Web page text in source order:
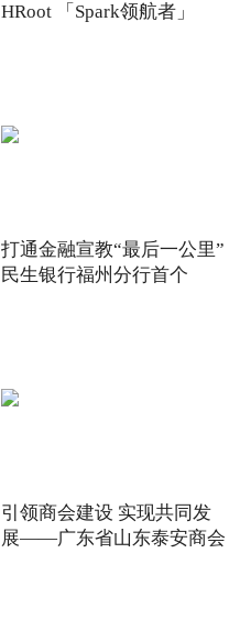
HRoot 「Spark领航者」
打通金融宣教“最后一公里”
民生银行福州分行首个
引领商会建设 实现共同发
展——广东省山东泰安商会